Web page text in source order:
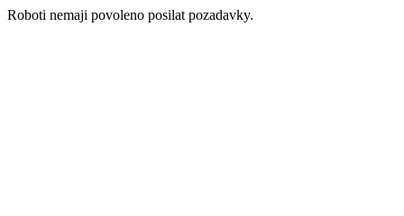
Roboti nemaji povoleno posilat pozadavky.